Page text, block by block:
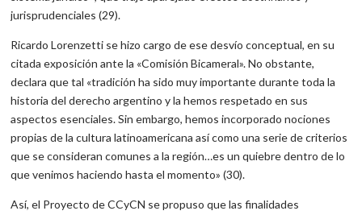
jurisprudenciales (29).
Ricardo Lorenzetti se hizo cargo de ese desvío conceptual, en su
citada exposición ante la «Comisión Bicameral». No obstante,
declara que tal «tradición ha sido muy importante durante toda la
historia del derecho argentino y la hemos respetado en sus
aspectos esenciales. Sin embargo, hemos incorporado nociones
propias de la cultura latinoamericana así como una serie de criterios
que se consideran comunes a la región…es un quiebre dentro de lo
que venimos haciendo hasta el momento» (30).
Así, el Proyecto de CCyCN se propuso que las finalidades